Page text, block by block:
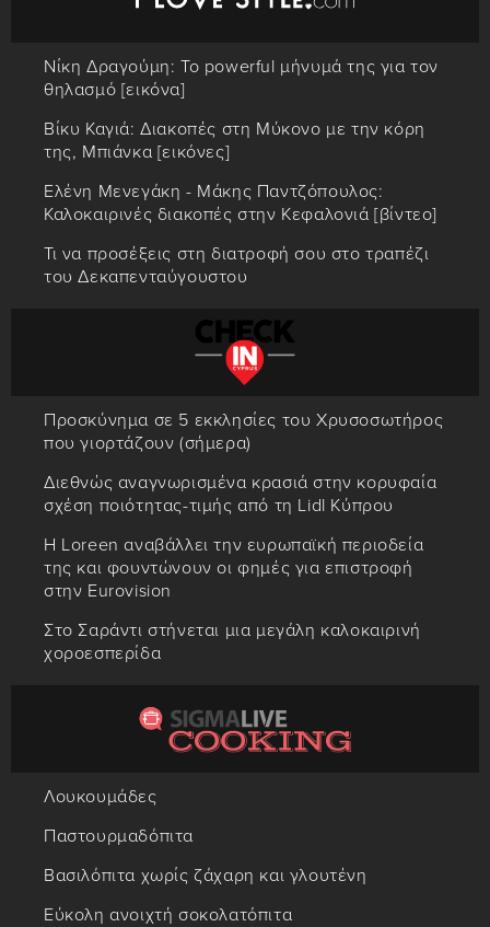
Νίκη Δραγούμη: Το powerful μήνυμά της για τον
θηλασμό [εικόνα]
Βίκυ Καγιά: Διακοπές στη Μύκονο με την κόρη
της, Μπιάνκα [εικόνες]
Ελένη Μενεγάκη - Μάκης Παντζόπουλος:
Καλοκαιρινές διακοπές στην Κεφαλονιά [βίντεο]
Τι να προσέξεις στη διατροφή σου στο τραπέζι
του Δεκαπενταύγουστου
Προσκύνημα σε 5 εκκλησίες του Χρυσοσωτήρος
που γιορτάζουν (σήμερα)
Διεθνώς αναγνωρισμένα κρασιά στην κορυφαία
σχέση ποιότητας-τιμής από τη Lidl Κύπρου
Η Loreen αναβάλλει την ευρωπαϊκή περιοδεία
της και φουντώνουν οι φημές για επιστροφή
στην Eurovision
Στο Σαράντι στήνεται μια μεγάλη καλοκαιρινή
χοροεσπερίδα
Λουκουμάδες
Παστουρμαδόπιτα
Βασιλόπιτα χωρίς ζάχαρη και γλουτένη
Εύκολη ανοιχτή σοκολατόπιτα